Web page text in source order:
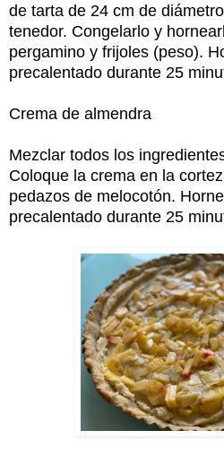
de tarta de 24 cm de
tenedor. Congelarlo y
pergamino y frijoles (peso).
precalentado durante 25
Crema de almendra
Mezclar todos los
Coloque la crema en la
pedazos de melocotón.
precalentado durante 25